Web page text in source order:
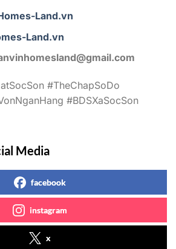
Land.vn
Land.vn
#TheChapSoDo
#BDSXaSocSon
Media
facebook
instagram
x